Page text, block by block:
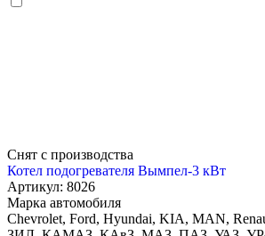
Снят с производства
Котел подогревателя Вымпел-3 кВт
Артикул: 8026
Марка автомобиля
Chevrolet, Ford, Hyundai, KIA, MAN,